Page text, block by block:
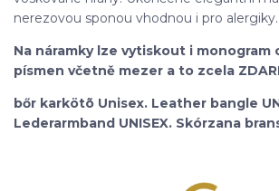
nerezovou sponou vhodnou i pro alergiky.
Na náramky lze vytiskout i monogram
písmen včetně mezer a to zcela
bőr karkötõ Unisex. Leather bangle
Lederarmband UNISEX. Skórzana